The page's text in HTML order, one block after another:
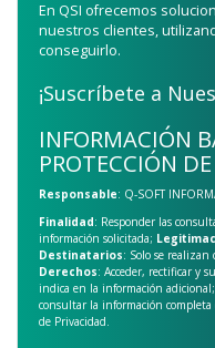
En QSI ofrecemos
nuestros clientes,
conseguirlo.
¡Suscríbete a
INFORMACIÓN
PROTECCIÓN
Responsable: Q-SOFT
Finalidad: Responder las
información solicitada;
Destinatarios: Solo se realizan
Derechos: Acceder, rectificar y
indica en la información adicional;
consultar la información
de Privacidad.